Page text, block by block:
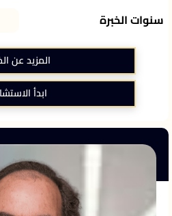
سنوات الخبرة
المزيد عن
ابدأ